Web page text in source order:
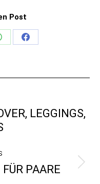
Post
Share
LEGGINGS,
PAARE